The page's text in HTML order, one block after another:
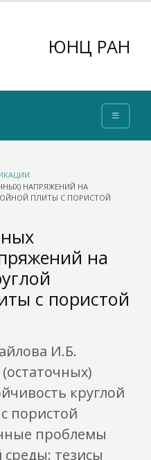
ЮНЦ РАН
НАПРЯЖЕНИЙ НА
ПЛИТЫ С ПОРИСТОЙ
на
с пористой
И.Б.
круглой
пористой
проблемы
тезисы